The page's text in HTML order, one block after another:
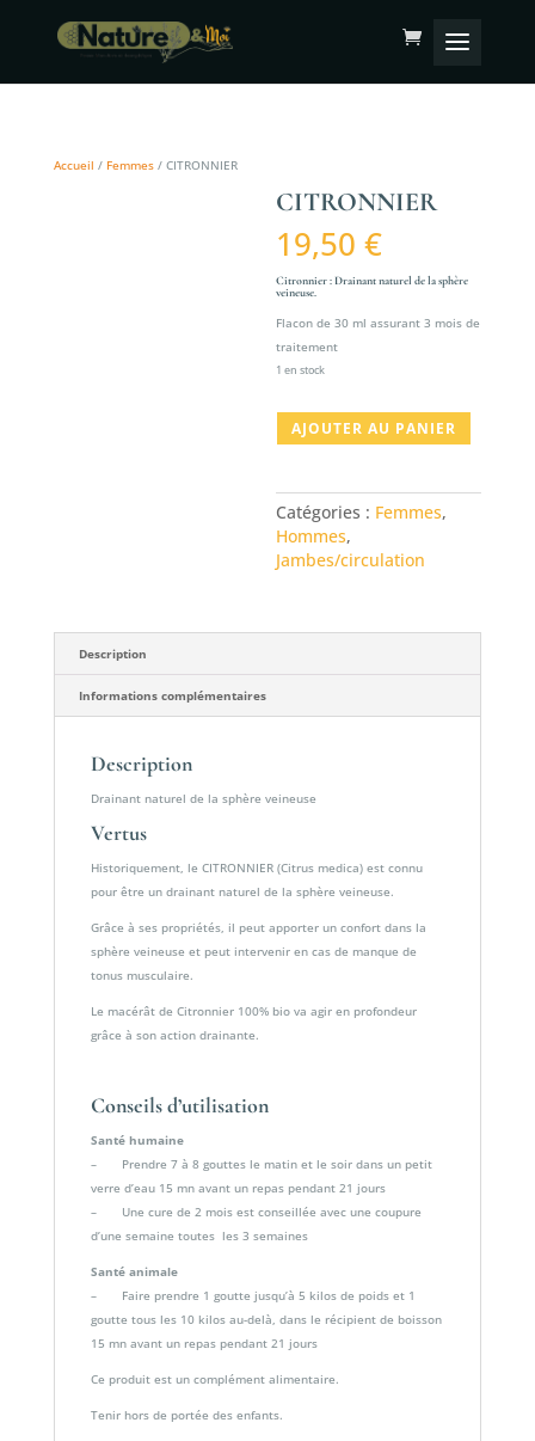
Accueil / Femmes/ CITRONNIER
CITRONNIER
19,50€
Citronnier : Drainant naturel de la sphère
veineuse.
Flacon de 30 ml assurant 3 mois de
traitement
1 en stock
quantité
de
AJOUTER AU PANIER
Catégories : Femmes,
Hommes,
Jambes/circulation
Description
Informations complémentaires
Description
Drainant naturel de la sphère veineuse
Vertus
Historiquement, le CITRONNIER (Citrus medica) est connu
pour être un drainant naturel de la sphère veineuse.
Grâce à ses propriétés, il peut apporter un confort dans la
sphère veineuse et peut intervenir en cas de manque de
tonus musculaire.
Le macérât de Citronnier 100% bio va agir en profondeur
grâce à son action drainante.
Conseils d’utilisation
Santé humaine
– Prendre 7 à 8 gouttes le matin et le soir dans un petit
verre d’eau 15 mn avant un repas pendant 21 jours
– Une cure de 2 mois est conseillée avec une coupure
d’une semaine toutes les 3 semaines
Santé animale
– Faire prendre 1 goutte jusqu’à 5 kilos de poids et 1
goutte tous les 10 kilos au-delà, dans le récipient de boisson
15 mn avant un repas pendant 21 jours
Ce produit est un complément alimentaire.
Tenir hors de portée des enfants.